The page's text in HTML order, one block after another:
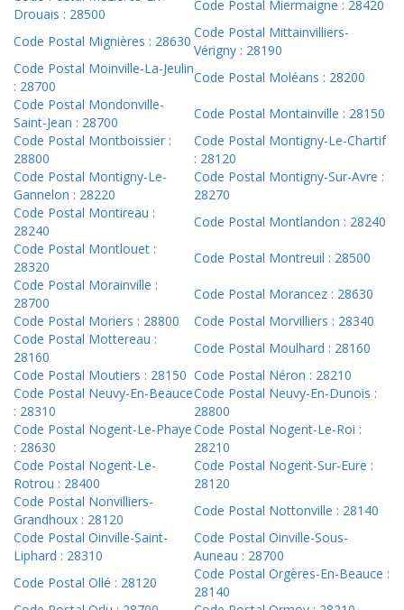
Drouais : 28500
Code Postal Miermaigne : 28420
Code Postal Mignières : 28630
Code Postal Mittainvilliers-
Vérigny : 28190
Code Postal Moinville-La-Jeulin
: 28700
Code Postal Moléans : 28200
Code Postal Mondonville-
Saint-Jean : 28700
Code Postal Montainville : 28150
Code Postal Montboissier :
28800
Code Postal Montigny-Le-Chartif
: 28120
Code Postal Montigny-Le-
Gannelon : 28220
Code Postal Montigny-Sur-Avre :
28270
Code Postal Montireau :
28240
Code Postal Montlandon : 28240
Code Postal Montlouet :
28320
Code Postal Montreuil : 28500
Code Postal Morainville :
28700
Code Postal Morancez : 28630
Code Postal Moriers : 28800
Code Postal Morvilliers : 28340
Code Postal Mottereau :
28160
Code Postal Moulhard : 28160
Code Postal Moutiers : 28150 Code Postal Néron : 28210
Code Postal Neuvy-En-Beauce
: 28310
Code Postal Neuvy-En-Dunois :
28800
Code Postal Nogent-Le-Phaye
: 28630
Code Postal Nogent-Le-Roi :
28210
Code Postal Nogent-Le-
Rotrou : 28400
Code Postal Nogent-Sur-Eure :
28120
Code Postal Nonvilliers-
Grandhoux : 28120
Code Postal Nottonville : 28140
Code Postal Oinville-Saint-
Liphard : 28310
Code Postal Oinville-Sous-
Auneau : 28700
Code Postal Ollé : 28120
Code Postal Orgères-En-Beauce :
28140